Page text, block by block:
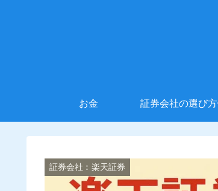
お金 証券会社の選び方
証券会社︰楽天証券